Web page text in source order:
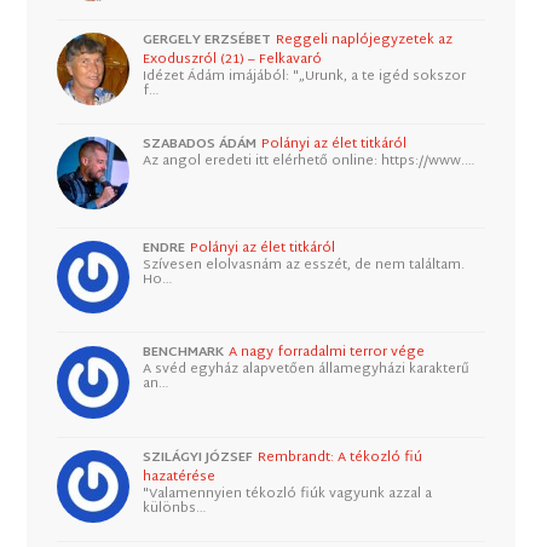
GERGELY ERZSÉBET Reggeli naplójegyzetek az
Exoduszról (21) – Felkavaró
Idézet Ádám imájából: "„Urunk, a te igéd sokszor
f…
SZABADOS ÁDÁM Polányi az élet titkáról
Az angol eredeti itt elérhető online: https://www.…
ENDRE Polányi az élet titkáról
Szívesen elolvasnám az esszét, de nem találtam.
Ho…
BENCHMARK A nagy forradalmi terror vége
A svéd egyház alapvetően államegyházi karakterű
an…
SZILÁGYI JÓZSEF Rembrandt: A tékozló fiú
hazatérése
"Valamennyien tékozló fiúk vagyunk azzal a
különbs…